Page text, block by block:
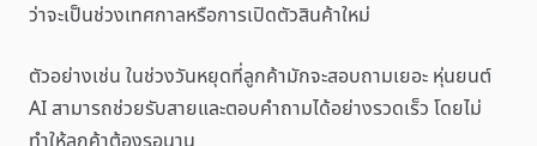
ว่าจะเป็นช่วงเทศกาลหรือการเปิดตัวสินค้าใหม่
ตัวอย่างเช่น ในช่วงวันหยุดที่ลูกค้ามักจะสอบถามเยอะ หุ่นยนต์
AI สามารถช่วยรับสายและตอบคำถามได้อย่างรวดเร็ว โดยไม่